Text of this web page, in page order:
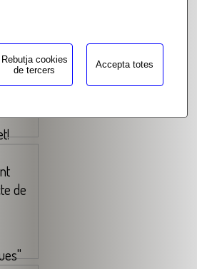
Rebutja cookies
de tercers
Accepta totes
de